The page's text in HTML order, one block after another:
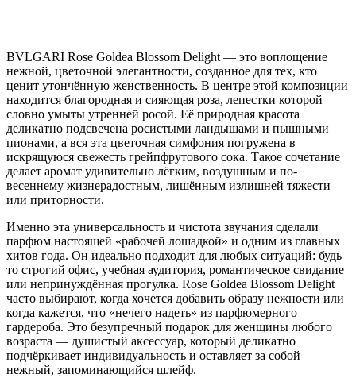
BVLGARI Rose Goldea Blossom Delight — это воплощение
нежной, цветочной элегантности, созданное для тех, кто
ценит утончённую женственность. В центре этой композиции
находится благородная и сияющая роза, лепестки которой
словно умыты утренней росой. Её природная красота
деликатно подсвечена росистыми ландышами и пышными
пионами, а вся эта цветочная симфония погружена в
искрящуюся свежесть грейпфрутового сока. Такое сочетание
делает аромат удивительно лёгким, воздушным и по-
весеннему жизнерадостным, лишённым излишней тяжести
или приторности.
Именно эта универсальность и чистота звучания сделали
парфюм настоящей «рабочей лошадкой» и одним из главных
хитов года. Он идеально подходит для любых ситуаций: будь
то строгий офис, учебная аудитория, романтическое свидание
или непринуждённая прогулка. Rose Goldea Blossom Delight
часто выбирают, когда хочется добавить образу нежности или
когда кажется, что «нечего надеть» из парфюмерного
гардероба. Это безупречный подарок для женщины любого
возраста — душистый аксессуар, который деликатно
подчёркивает индивидуальность и оставляет за собой
нежный, запоминающийся шлейф.